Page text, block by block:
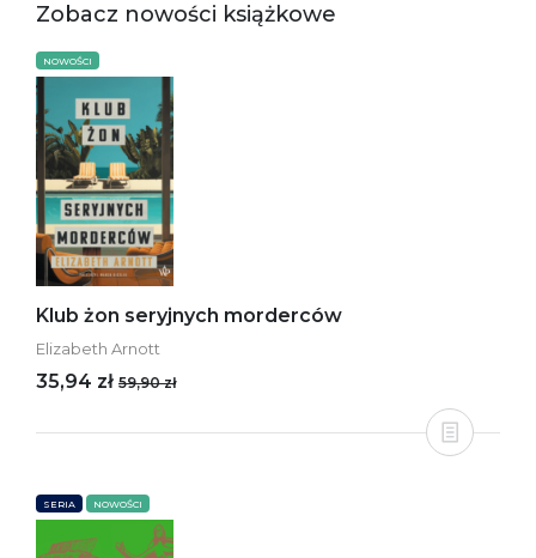
Zobacz nowości książkowe
NOWOŚCI
Klub żon seryjnych morderców
Elizabeth Arnott
35,94 zł 59,90 zł
SERIA NOWOŚCI